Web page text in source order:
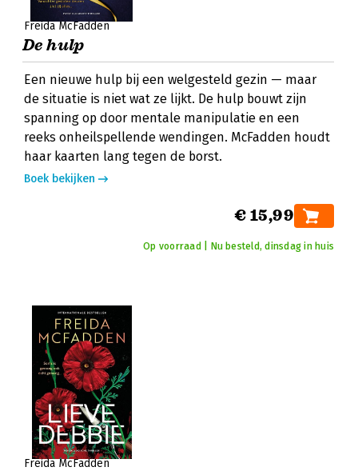
Freida McFadden
De hulp
Een nieuwe hulp bij een welgesteld gezin — maar
de situatie is niet wat ze lijkt. De hulp bouwt zijn
spanning op door mentale manipulatie en een
reeks onheilspellende wendingen. McFadden houdt
haar kaarten lang tegen de borst.
Boek bekijken
€ 15,99
Op voorraad | Nu besteld, dinsdag in huis
Freida McFadden